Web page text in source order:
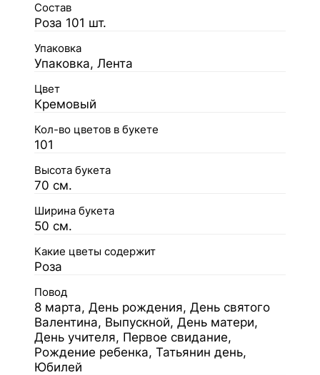
Состав
Роза 101 шт.
Упаковка
Упаковка, Лента
Цвет
Кремовый
Кол-во цветов в букете
101
Высота букета
70 см.
Ширина букета
50 см.
Какие цветы содержит
Роза
Повод
8 марта, День рождения, День святого
Валентина, Выпускной, День матери,
День учителя, Первое свидание,
Рождение ребенка, Татьянин день,
Юбилей